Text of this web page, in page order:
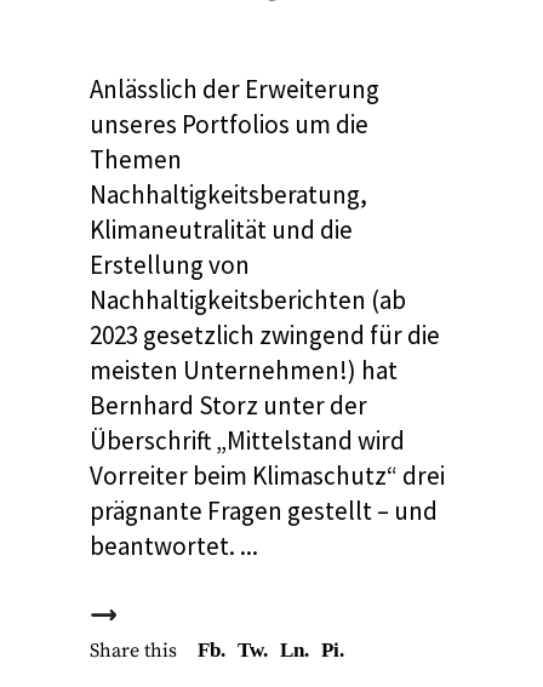
Anlässlich der Erweiterung
unseres Portfolios um die
Themen
Nachhaltigkeitsberatung,
Klimaneutralität und die
Erstellung von
Nachhaltigkeitsberichten (ab
2023 gesetzlich zwingend für die
meisten Unternehmen!) hat
Bernhard Storz unter der
Überschrift „Mittelstand wird
Vorreiter beim Klimaschutz“ drei
prägnante Fragen gestellt – und
beantwortet.
Share this Fb. Tw. Ln. Pi.